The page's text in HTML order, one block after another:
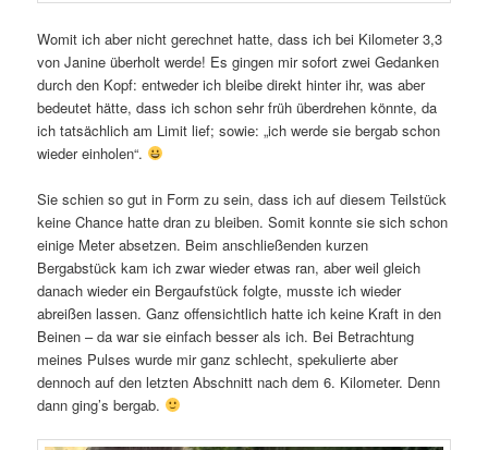
Womit ich aber nicht gerechnet hatte, dass ich bei Kilometer 3,3
von Janine überholt werde! Es gingen mir sofort zwei Gedanken
durch den Kopf: entweder ich bleibe direkt hinter ihr, was aber
bedeutet hätte, dass ich schon sehr früh überdrehen könnte, da
ich tatsächlich am Limit lief; sowie: „ich werde sie bergab schon
wieder einholen“.
Sie schien so gut in Form zu sein, dass ich auf diesem Teilstück
keine Chance hatte dran zu bleiben. Somit konnte sie sich schon
einige Meter absetzen. Beim anschließenden kurzen
Bergabstück kam ich zwar wieder etwas ran, aber weil gleich
danach wieder ein Bergaufstück folgte, musste ich wieder
abreißen lassen. Ganz offensichtlich hatte ich keine Kraft in den
Beinen – da war sie einfach besser als ich. Bei Betrachtung
meines Pulses wurde mir ganz schlecht, spekulierte aber
dennoch auf den letzten Abschnitt nach dem 6. Kilometer. Denn
dann ging’s bergab.